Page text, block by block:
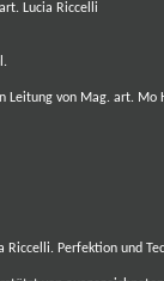
Lucia Riccelli
Leitung von Mag. art. Mo
Perfektion und